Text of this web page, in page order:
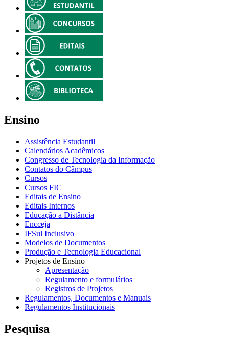
Ensino
Assistência Estudantil
Calendários Acadêmicos
Congresso de Tecnologia da Informação
Contatos do Câmpus
Cursos
Cursos FIC
Editais de Ensino
Editais Internos
Educação a Distância
Encceja
IFSul Inclusivo
Modelos de Documentos
Produção e Tecnologia Educacional
Projetos de Ensino
Apresentação
Regulamento e formulários
Registros de Projetos
Regulamentos, Documentos e Manuais
Regulamentos Institucionais
Pesquisa